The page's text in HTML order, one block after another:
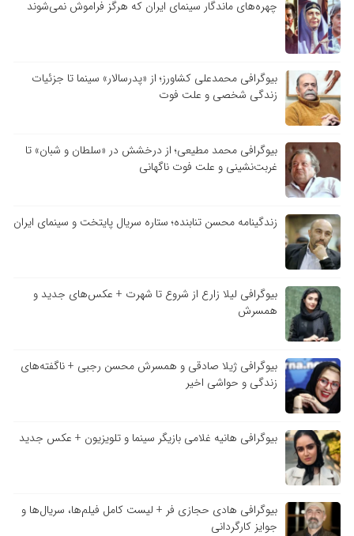
چهره‌های ماندگار سینمای ایران که هرگز فراموش نمی‌شوند
بیوگرافی محمدعلی کشاورز؛ از «پدرسالار» سینما تا جزئیات
زندگی شخصی و علت فوت
بیوگرافی محمد مطیعی؛ از درخشش در «سلطان و شبان» تا
غربت‌نشینی و علت فوت ناگهانی
زندگینامه محسن تنابنده؛ ستاره سریال پایتخت و سینمای ایران
بیوگرافی لیلا زارع از شروع تا شهرت + عکس‌های جدید و
همسرش
بیوگرافی ژیلا صادقی و همسرش محسن رجبی + ناگفته‌های
زندگی و حواشی اخیر
بیوگرافی هانیه غلامی بازیگر سینما و تلویزیون + عکس جدید
بیوگرافی هادی حجازی فر + لیست کامل فیلم‌ها، سریال‌ها و
جوایز کارگردانی